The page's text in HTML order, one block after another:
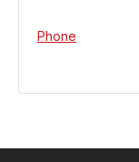
Phone